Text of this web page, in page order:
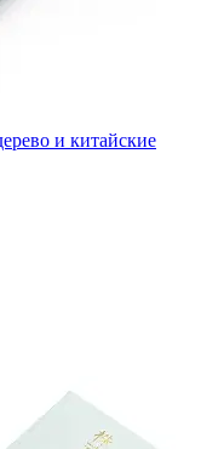
и китайские